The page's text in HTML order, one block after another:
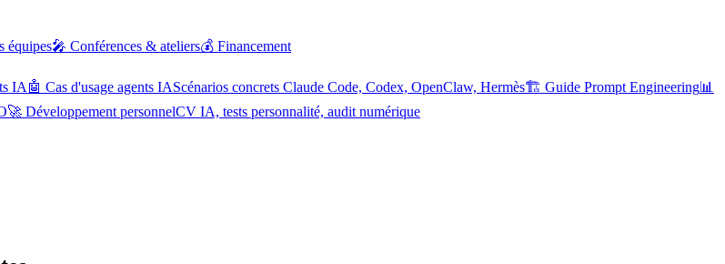
équipes🎤 Conférences & ateliers💰 Financement
IA 🤖 Cas d'usage agents IAScénarios concrets Claude Code, Codex, OpenClaw, Hermès🏗️ Guide Prompt Engineering📊
🚀 Développement personnelCV IA, tests personnalité, audit numérique